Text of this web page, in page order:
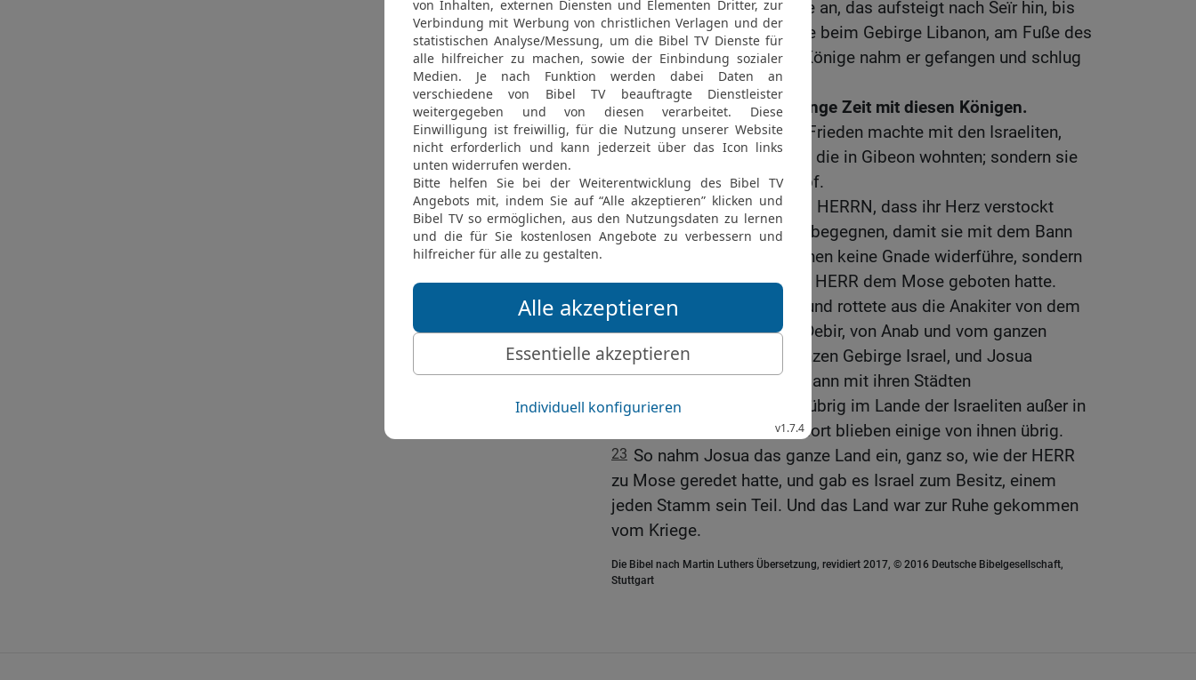
17 von dem kahlen Gebirge an, das aufsteigt nach Seïr hin, bis
nach Baal-Gad in der Ebene beim Gebirge Libanon, am Fuße des
Berges Hermon. Alle ihre Könige nahm er gefangen und schlug
sie nieder und tötete sie.
18 Er kämpfte aber eine lange Zeit mit diesen Königen.
19 Es war keine Stadt, die Frieden machte mit den Israeliten,
ausgenommen die Hiwiter, die in Gibeon wohnten; sondern sie
eroberten sie alle im Kampf.
20 So geschah es von dem HERRN, dass ihr Herz verstockt
wurde, im Kampf Israel zu begegnen, damit sie mit dem Bann
geschlagen würden und ihnen keine Gnade widerführe, sondern
sie vertilgt würden, wie der HERR dem Mose geboten hatte.
21 Zu der Zeit kam Josua und rottete aus die Anakiter von dem
Gebirge, von Hebron, von Debir, von Anab und vom ganzen
Gebirge Juda und vom ganzen Gebirge Israel, und Josua
vollstreckte an ihnen den Bann mit ihren Städten
22 und ließ keine Anakiter übrig im Lande der Israeliten außer in
Gaza, in Gat, in Aschdod; dort blieben einige von ihnen übrig.
23 So nahm Josua das ganze Land ein, ganz so, wie der HERR
zu Mose geredet hatte, und gab es Israel zum Besitz, einem
jeden Stamm sein Teil. Und das Land war zur Ruhe gekommen
vom Kriege.
Die Bibel nach Martin Luthers Übersetzung, revidiert 2017, © 2016 Deutsche Bibelgesellschaft,
Stuttgart